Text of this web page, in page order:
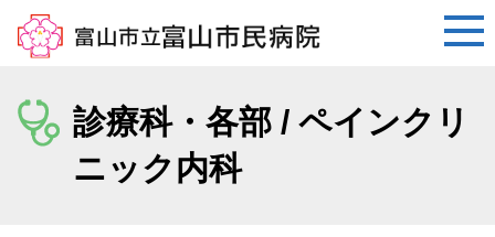
診療科・各部 / ペインクリ
ニック内科